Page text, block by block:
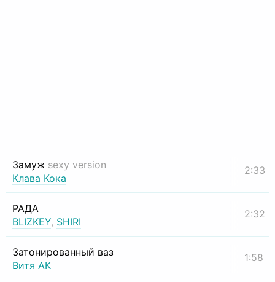
Замуж sexy version
Клава Кока
2:33
РАДА
BLIZKEY, SHIRI
2:32
Затонированный ваз
Витя АК
1:58